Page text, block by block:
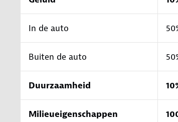
In de auto
Buiten de auto
Duurzaamheid
Milieueigenschappen